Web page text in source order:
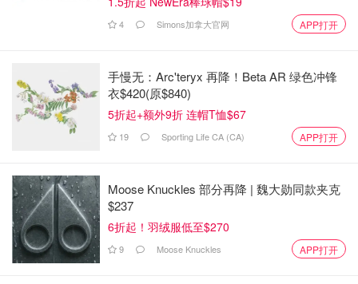
4 Simons加拿大官网 APP打开
手慢无：Arc'teryx 再降！Beta AR 绿色冲锋
衣$420(原$840)
5折起+额外9折 连帽T恤$67
19 Sporting Life CA (CA) APP打开
Moose Knuckles 部分再降 | 魏大勋同款夹克
$237
6折起！羽绒服低至$270
9 Moose Knuckles APP打开